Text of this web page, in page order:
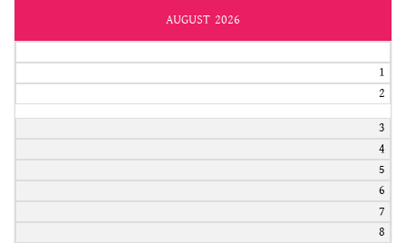
AUGUST 2026
1
2
3
4
5
6
7
8